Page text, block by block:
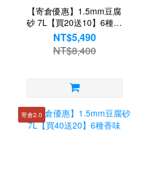
【寄倉優惠】1.5mm豆腐
砂 7L【買20送10】6種香
味
NT$5,490
NT$8,400
寄倉2.0